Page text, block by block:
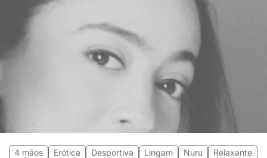
4 mãos Erótica Desportiva Lingam Nuru
Relaxante